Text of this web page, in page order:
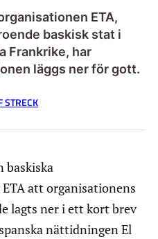
ETA,
baskisk stat i
Frankrike, har
läggs ner för gott.
STRECK
baskiska
att organisationens
lagts ner i ett kort brev
nättidningen El